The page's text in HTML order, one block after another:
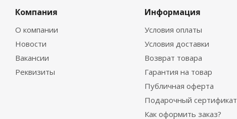
Компания
О компании
Новости
Вакансии
Реквизиты
Информация
Условия оплаты
Условия доставки
Возврат товара
Гарантия на товар
Публичная оферта
Подарочный сертификат
Как оформить заказ?